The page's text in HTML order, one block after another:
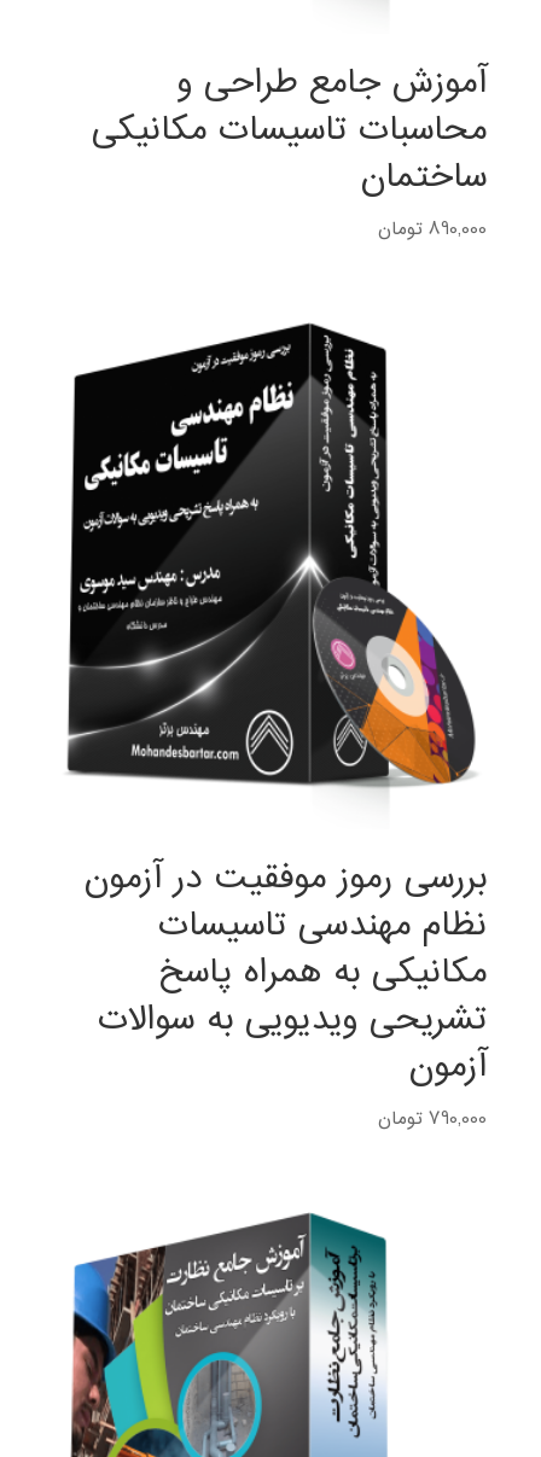
آموزش جامع طراحی و
محاسبات تاسیسات مکانیکی
ساختمان
890,000تومان
بررسی رموز موفقیت در آزمون
نظام مهندسی تاسیسات
مکانیکی به همراه پاسخ
تشریحی ویدیویی به سوالات
آزمون
790,000تومان